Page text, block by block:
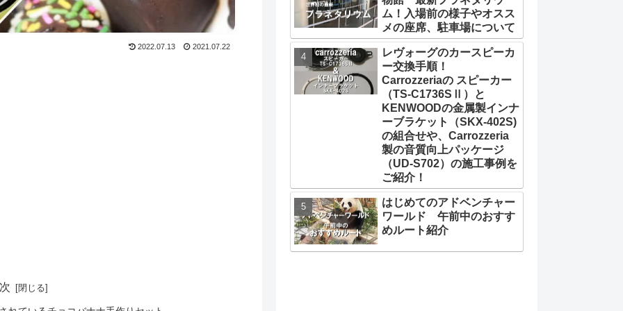
2022.07.13 2021.07.22
ム！入場前の様子やオスス
メの座席、駐車場について
レヴォーグのカースピーカ
ー交換手順！
Carrozzeriaの スピーカー
（TS-C1736SⅡ）と
KENWOODの金属製インナ
ーブラケット（SKX-402S)
の組合せや、Carrozzeria
製の音質向上パッケージ
（UD-S702）の施工事例を
ご紹介！
はじめてのアドベンチャー
ワールド 午前中のおすす
めルート紹介